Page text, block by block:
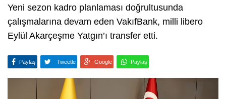
Yeni sezon kadro planlaması doğrultusunda
çalışmalarına devam eden VakıfBank, milli libero
Eylül Akarçeşme Yatgın’ı transfer etti.
Paylaş Tweetle Google Paylaş